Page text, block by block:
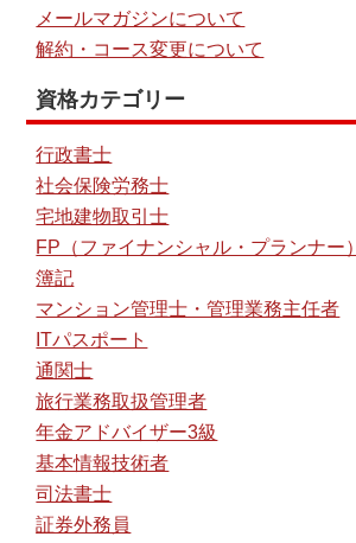
メールマガジンについて
解約・コース変更について
資格カテゴリー
行政書士
社会保険労務士
宅地建物取引士
FP（ファイナンシャル・プランナー）
簿記
マンション管理士・管理業務主任者
ITパスポート
通関士
旅行業務取扱管理者
年金アドバイザー3級
基本情報技術者
司法書士
証券外務員